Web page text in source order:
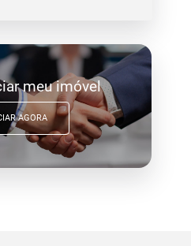
meu imóvel
AGORA